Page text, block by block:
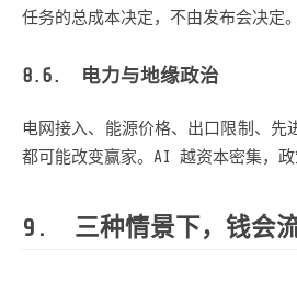
任务的总成本决定，不由发布会决定。
电力与地缘政治
电网接入、能源价格、出口限制、先
都可能改变赢家。AI 越资本密集，政
三种情景下，钱会